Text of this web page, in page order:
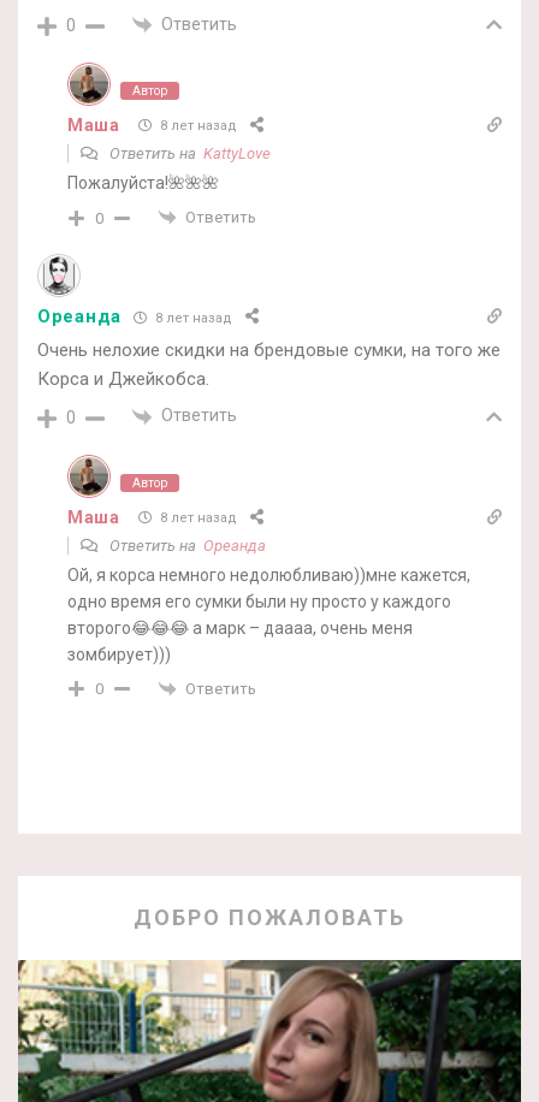
0 Ответить
Автор
Маша 8 лет назад
Ответить на KattyLove
Пожалуйста!🌺🌺🌺
0 Ответить
Ореанда 8 лет назад
Очень нелохие скидки на брендовые сумки, на того же
Корса и Джейкобса.
0 Ответить
Автор
Маша 8 лет назад
Ответить на Ореанда
Ой, я корса немного недолюбливаю))мне кажется,
одно время его сумки были ну просто у каждого
второго😂😂😂 а марк – даааа, очень меня
зомбирует)))
0 Ответить
ДОБРО ПОЖАЛОВАТЬ